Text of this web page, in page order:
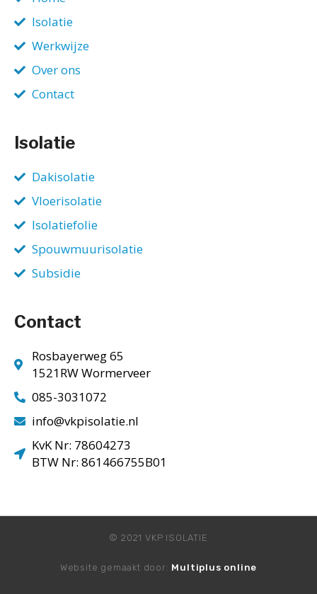
Isolatie
Werkwijze
Over ons
Contact
Isolatie
Dakisolatie
Vloerisolatie
Isolatiefolie
Spouwmuurisolatie
Subsidie
Contact
Rosbayerweg 65
1521RW Wormerveer
085-3031072
info@vkpisolatie.nl
KvK Nr: 78604273
BTW Nr: 861466755B01
© 2021 VKP ISOLATIE
Website gemaakt door: Multiplus online